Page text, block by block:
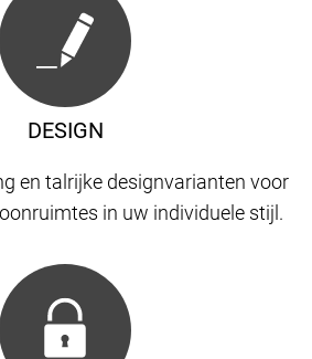
DESIGN
en talrijke designvarianten voor
in uw individuele stijl.